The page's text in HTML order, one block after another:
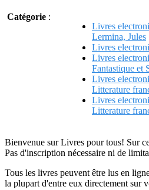
Catégorie :
Livres
Lermina, Jules
Livres
Livres
Fantastique et
Livres
Litterature
Livres
Litterature
Bienvenue sur Livres pour tous! Sur
Pas d'inscription nécessaire ni de
Tous les livres peuvent être lus en
la plupart d'entre eux directement sur